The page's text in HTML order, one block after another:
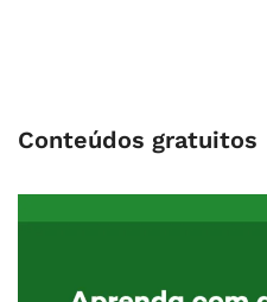
Conteúdos gratuitos